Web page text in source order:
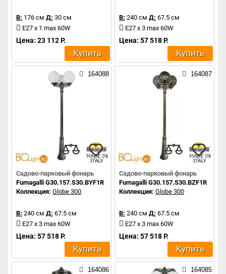
В: 176 см Д: 30 см
E27 x 1 max 60W
Цена: 23 112 Р.
Купить
В: 240 см Д: 67.5 см
E27 x 3 max 60W
Цена: 57 518 Р.
Купить
164088
Садово-парковый фонарь
Fumagalli G30.157.S30.BYF1R
Коллекция: Globe 300
В: 240 см Д: 67.5 см
E27 x 3 max 60W
Цена: 57 518 Р.
Купить
164087
Садово-парковый фонарь
Fumagalli G30.157.S30.BZF1R
Коллекция: Globe 300
В: 240 см Д: 67.5 см
E27 x 3 max 60W
Цена: 57 518 Р.
Купить
164086 164085